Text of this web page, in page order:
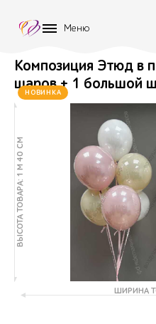
Меню
Композиция Этюд в
шаров + 1 большой
НОВИНКА
ВЫСОТА ТОВАРА: 1 М 40 СМ
ШИРИНА